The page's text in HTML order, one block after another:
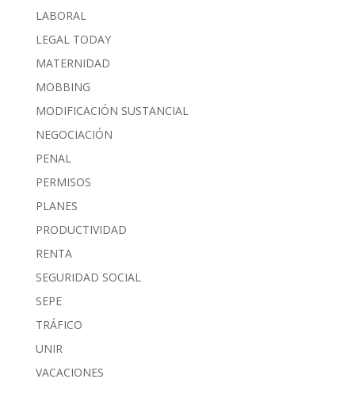
LABORAL
LEGAL TODAY
MATERNIDAD
MOBBING
MODIFICACIÓN SUSTANCIAL
NEGOCIACIÓN
PENAL
PERMISOS
PLANES
PRODUCTIVIDAD
RENTA
SEGURIDAD SOCIAL
SEPE
TRÁFICO
UNIR
VACACIONES